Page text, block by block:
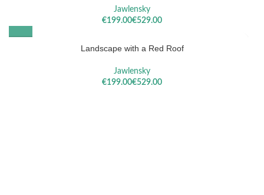
Jawlensky
€
€
Landscape with a Red Roof
Jawlensky
€
€